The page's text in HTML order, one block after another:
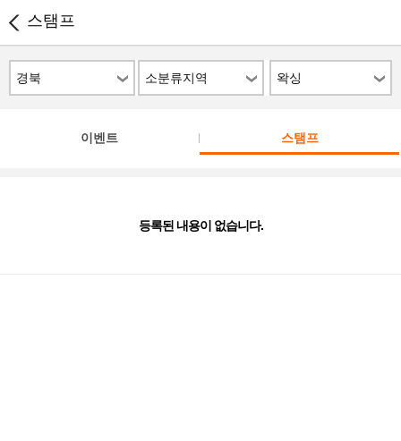
스탬프
경북 소분류지역 왁싱
이벤트 스탬프
등록된 내용이 없습니다.